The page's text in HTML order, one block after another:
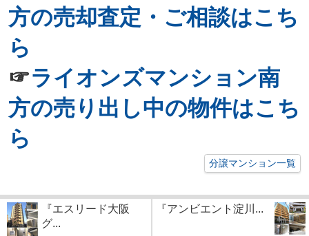
方の売却査定・ご相談はこち
ら
☞ライオンズマンション南
方の売り出し中の物件はこち
ら
分譲マンション一覧
『エスリード大阪
グ...
『アンビエント淀川...